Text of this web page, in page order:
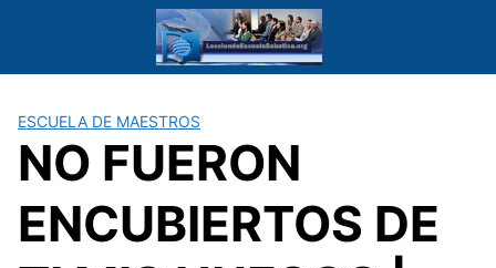
ESCUELA DE MAESTROS
NO FUERON
ENCUBIERTOS DE